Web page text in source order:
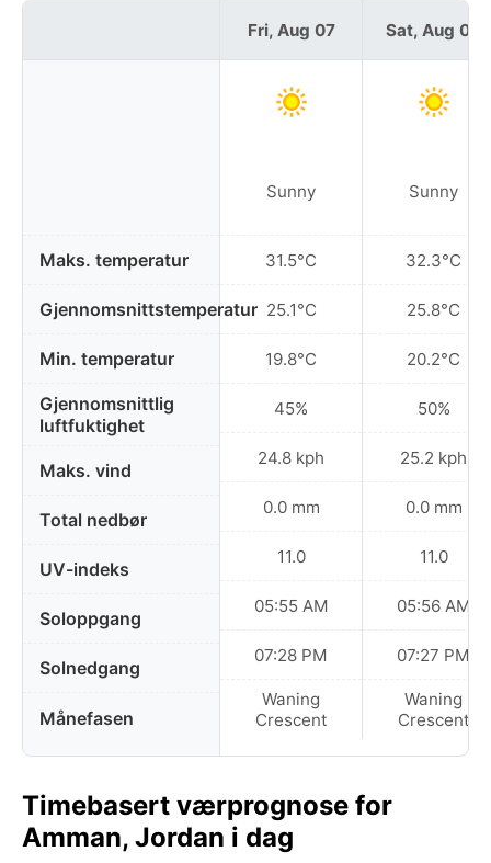
Maks. temperatur
Gjennomsnittstemperatur
Min. temperatur
Gjennomsnittlig
luftfuktighet
Maks. vind
Total nedbør
UV-indeks
Soloppgang
Solnedgang
Månefasen
Fri, Aug 07
Sunny
31.5°C
25.1°C
19.8°C
45%
24.8 kph
0.0 mm
11.0
05:55 AM
07:28 PM
Waning
Crescent
Sat, Aug 08
Sunny
32.3°C
25.8°C
20.2°C
50%
25.2 kph
0.0 mm
11.0
05:56 AM
07:27 PM
Waning
Crescent
Timebasert værprognose for
Amman, Jordan i dag